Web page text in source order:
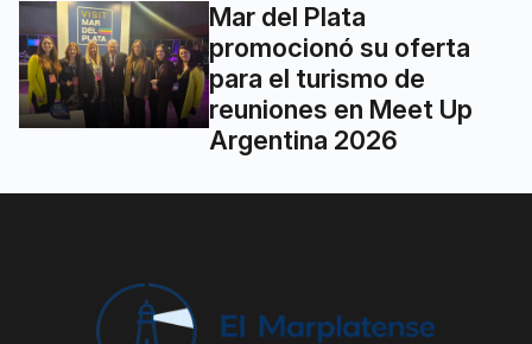
Mar del Plata
promocionó su oferta
para el turismo de
reuniones en Meet Up
Argentina 2026